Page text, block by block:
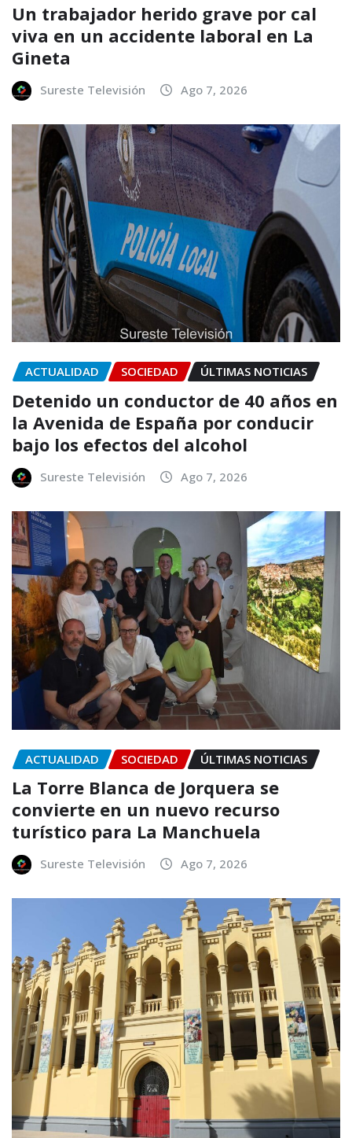
Un trabajador herido grave por cal
viva en un accidente laboral en La
Gineta
Sureste Televisión Ago 7, 2026
ACTUALIDAD SOCIEDAD ÚLTIMAS NOTICIAS
Detenido un conductor de 40 años en
la Avenida de España por conducir
bajo los efectos del alcohol
Sureste Televisión Ago 7, 2026
ACTUALIDAD SOCIEDAD ÚLTIMAS NOTICIAS
La Torre Blanca de Jorquera se
convierte en un nuevo recurso
turístico para La Manchuela
Sureste Televisión Ago 7, 2026